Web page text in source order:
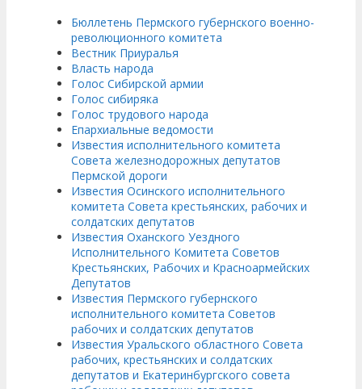
Бюллетень Пермского губернского военно-
революционного комитета
Вестник Приуралья
Власть народа
Голос Сибирской армии
Голос сибиряка
Голос трудового народа
Епархиальные ведомости
Известия исполнительного комитета
Совета железнодорожных депутатов
Пермской дороги
Известия Осинского исполнительного
комитета Совета крестьянских, рабочих и
солдатских депутатов
Известия Оханского Уездного
Исполнительного Комитета Советов
Крестьянских, Рабочих и Красноармейских
Депутатов
Известия Пермского губернского
исполнительного комитета Советов
рабочих и солдатских депутатов
Известия Уральского областного Совета
рабочих, крестьянских и солдатских
депутатов и Екатеринбургского совета